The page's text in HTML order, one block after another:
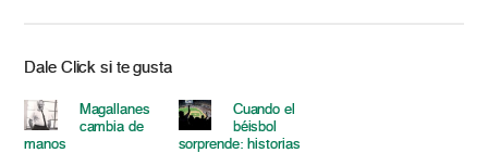
Dale Click si te gusta
Magallanes
cambia de
manos
Cuando el
béisbol
sorprende: historias